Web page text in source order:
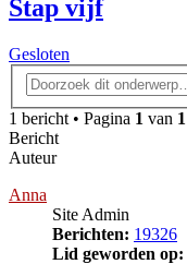
Stap vijf
Gesloten
1 bericht • Pagina 1 van 1
Bericht
Auteur
Anna
Site Admin
Berichten: 19326
Lid geworden op: